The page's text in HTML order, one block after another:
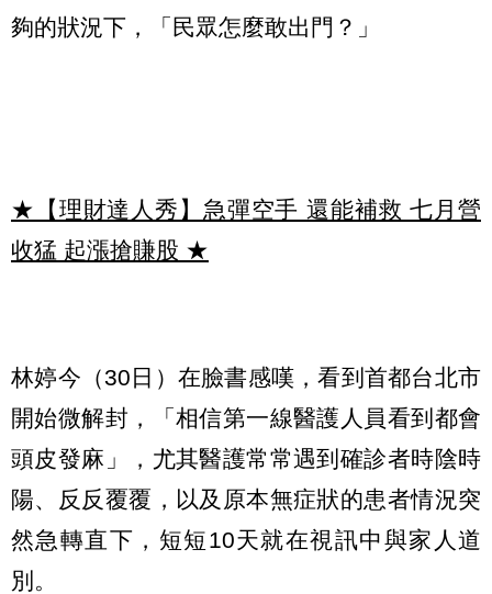
夠的狀況下，「民眾怎麼敢出門？」
★【理財達人秀】急彈空手 還能補救 七月營
收猛 起漲搶賺股 ★
林婷今（30日）在臉書感嘆，看到首都台北市
開始微解封，「相信第一線醫護人員看到都會
頭皮發麻」，尤其醫護常常遇到確診者時陰時
陽、反反覆覆，以及原本無症狀的患者情況突
然急轉直下，短短10天就在視訊中與家人道
別。